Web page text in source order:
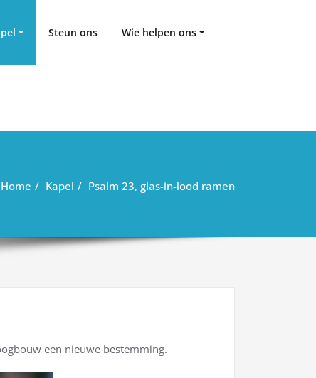
Steun ons Wie helpen ons
Home Kapel Psalm 23, glas-in-lood ramen
een nieuwe bestemming.